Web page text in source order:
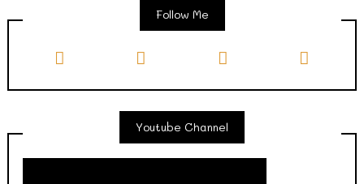
Follow Me
Youtube Channel